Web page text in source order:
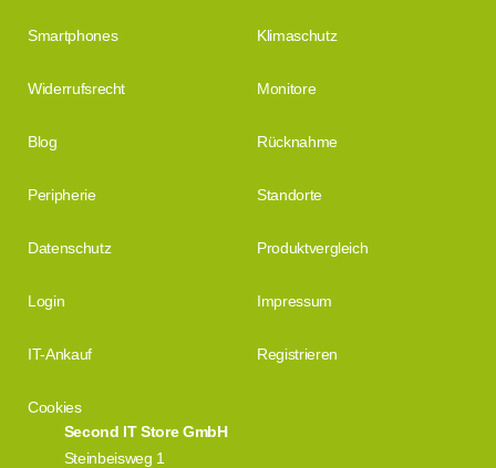
Second IT Store GmbH
Steinbeisweg 1
Smartphones Klimaschutz
Widerrufsrecht Monitore
Blog Rücknahme
Peripherie Standorte
Datenschutz Produktvergleich
Login Impressum
IT-Ankauf Registrieren
Cookies